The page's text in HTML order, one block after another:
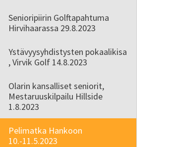
Senioripiirin Golftapahtuma
Hirvihaarassa 29.8.2023
Ystävyysyhdistysten pokaalikisa
, Virvik Golf 14.8.2023
Olarin kansalliset seniorit,
Mestaruuskilpailu Hillside
1.8.2023
Pelimatka Hankoon
10.-11.5.2023